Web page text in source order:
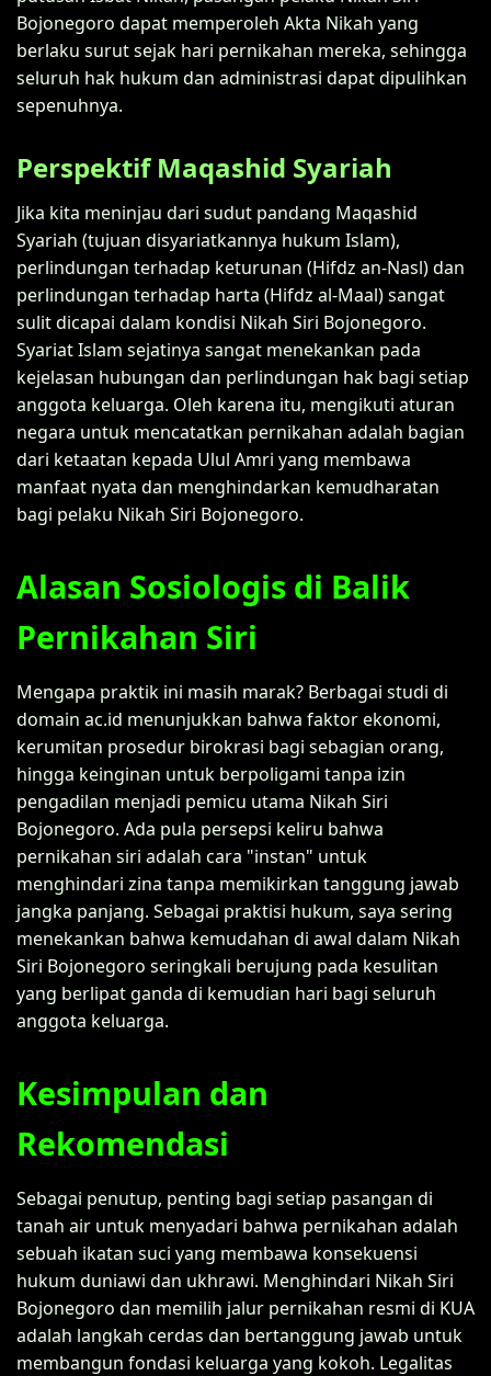
Bojonegoro dapat memperoleh Akta Nikah yang
berlaku surut sejak hari pernikahan mereka, sehingga
seluruh hak hukum dan administrasi dapat dipulihkan
sepenuhnya.
Perspektif Maqashid Syariah
Jika kita meninjau dari sudut pandang Maqashid
Syariah (tujuan disyariatkannya hukum Islam),
perlindungan terhadap keturunan (Hifdz an-Nasl) dan
perlindungan terhadap harta (Hifdz al-Maal) sangat
sulit dicapai dalam kondisi Nikah Siri Bojonegoro.
Syariat Islam sejatinya sangat menekankan pada
kejelasan hubungan dan perlindungan hak bagi setiap
anggota keluarga. Oleh karena itu, mengikuti aturan
negara untuk mencatatkan pernikahan adalah bagian
dari ketaatan kepada Ulul Amri yang membawa
manfaat nyata dan menghindarkan kemudharatan
bagi pelaku Nikah Siri Bojonegoro.
Alasan Sosiologis di Balik
Pernikahan Siri
Mengapa praktik ini masih marak? Berbagai studi di
domain ac.id menunjukkan bahwa faktor ekonomi,
kerumitan prosedur birokrasi bagi sebagian orang,
hingga keinginan untuk berpoligami tanpa izin
pengadilan menjadi pemicu utama Nikah Siri
Bojonegoro. Ada pula persepsi keliru bahwa
pernikahan siri adalah cara "instan" untuk
menghindari zina tanpa memikirkan tanggung jawab
jangka panjang. Sebagai praktisi hukum, saya sering
menekankan bahwa kemudahan di awal dalam Nikah
Siri Bojonegoro seringkali berujung pada kesulitan
yang berlipat ganda di kemudian hari bagi seluruh
anggota keluarga.
Kesimpulan dan
Rekomendasi
Sebagai penutup, penting bagi setiap pasangan di
tanah air untuk menyadari bahwa pernikahan adalah
sebuah ikatan suci yang membawa konsekuensi
hukum duniawi dan ukhrawi. Menghindari Nikah Siri
Bojonegoro dan memilih jalur pernikahan resmi di KUA
adalah langkah cerdas dan bertanggung jawab untuk
membangun fondasi keluarga yang kokoh. Legalitas